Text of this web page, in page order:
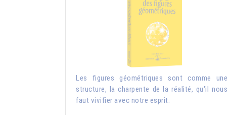
Les figures géométriques sont comme une
structure, la charpente de la réalité, qu'il nous
faut vivifier avec notre esprit.